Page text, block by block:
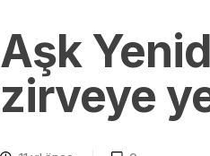
Aşk
zirveye